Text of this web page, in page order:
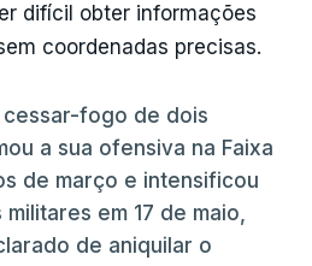
difícil obter informações
coordenadas precisas.
fogo de dois
a sua ofensiva na Faixa
de março e intensificou
em 17 de maio,
de aniquilar o